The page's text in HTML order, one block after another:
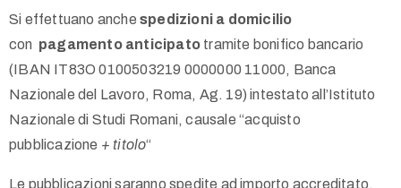
Si effettuano anche spedizioni a domicilio
con pagamento anticipato tramite bonifico bancario
(IBAN IT83O 0100503219 0000000 11000, Banca
Nazionale del Lavoro, Roma, Ag. 19) intestato all’Istituto
Nazionale di Studi Romani, causale “acquisto
pubblicazione + titolo“
Le pubblicazioni saranno spedite ad importo accreditato.